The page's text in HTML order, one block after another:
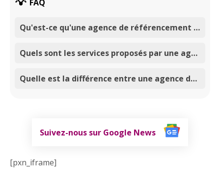
FAQ
Qu'est-ce qu'une agence de référencement internet ?
Quels sont les services proposés par une agence de référencement internet comme Com'Adjoint ?
Quelle est la différence entre une agence de référencement internet et une société de référencement internet ?
Suivez-nous sur Google News
[pxn_iframe]